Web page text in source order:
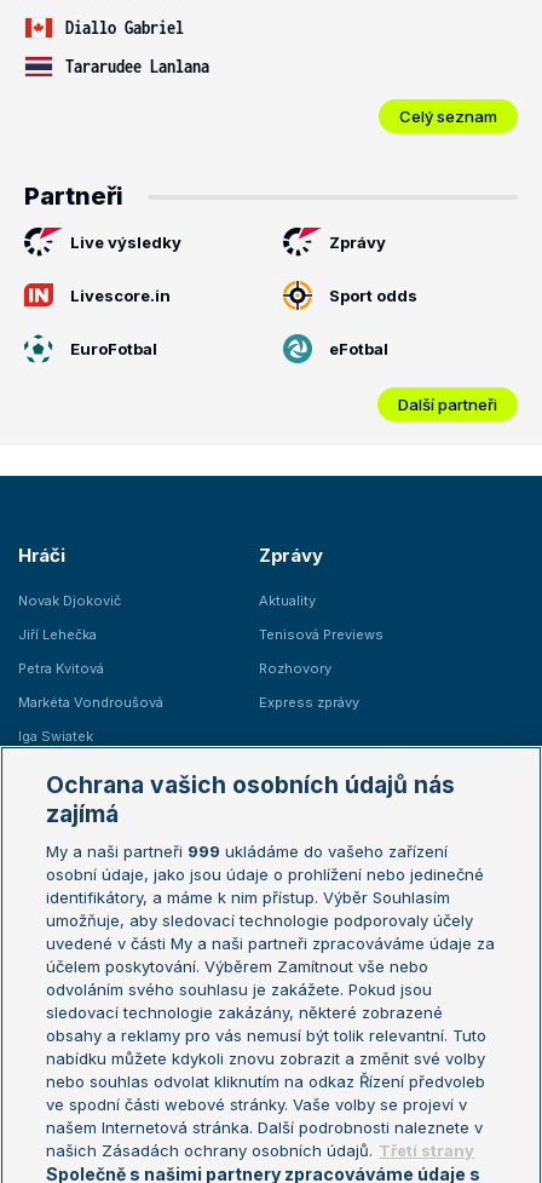
Diallo Gabriel
Tararudee Lanlana
Celý seznam
Partneři
Live výsledky Zprávy
Livescore.in Sport odds
EuroFotbal eFotbal
Další partneři
Hráči
Novak Djokovič
Jiří Lehečka
Petra Kvitová
Markéta Vondroušová
Iga Swiatek
Zprávy
Aktuality
Tenisová Previews
Rozhovory
Express zprávy
Žebříčky
Žebříček ATP (muži)
Žebříček WTA (ženy)
Sázkařský žebříček
Australian Open
French Open
Wimbledon
US Open
Turnaj mistrů
Turnaj mistryň
Aktualní trendy
Fotbalové přestupy
Livesport Daily
LS Prague Open
Ochrana vašich osobních údajů nás
zajímá
My a naši partneři 999 ukládáme do vašeho zařízení
osobní údaje, jako jsou údaje o prohlížení nebo jedinečné
identifikátory, a máme k nim přístup. Výběr Souhlasím
umožňuje, aby sledovací technologie podporovaly účely
uvedené v části My a naši partneři zpracováváme údaje za
účelem poskytování. Výběrem Zamítnout vše nebo
odvoláním svého souhlasu je zakážete. Pokud jsou
sledovací technologie zakázány, některé zobrazené
obsahy a reklamy pro vás nemusí být tolik relevantní. Tuto
nabídku můžete kdykoli znovu zobrazit a změnit své volby
nebo souhlas odvolat kliknutím na odkaz Řízení předvoleb
ve spodní části webové stránky. Vaše volby se projeví v
našem Internetová stránka. Další podrobnosti naleznete v
našich Zásadách ochrany osobních údajů. Třetí strany
Společně s našimi partnery zpracováváme údaje s